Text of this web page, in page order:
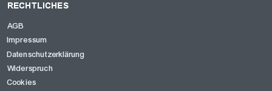
RECHTLICHES
AGB
Impressum
Datenschutzerklärung
Widerspruch
Cookies